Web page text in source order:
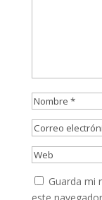
Guarda mi